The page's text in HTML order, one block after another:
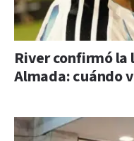
River confirmó
Almada: cuándo